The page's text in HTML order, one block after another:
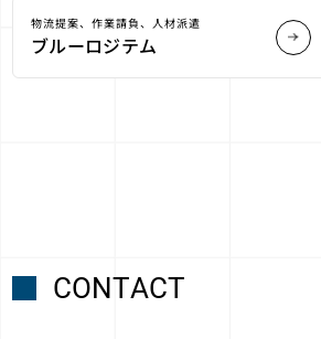
物流提案、作業請負、人材派遣
ブルーロジテム
CONTACT